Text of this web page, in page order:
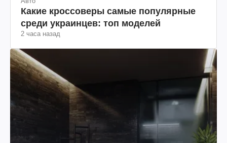
Какие кроссоверы самые популярные
среди украинцев: топ моделей
2 часа назад